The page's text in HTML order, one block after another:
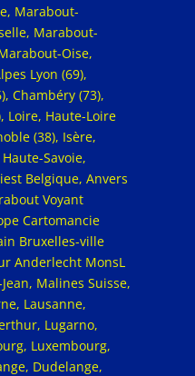
Marabout-
Marabout-
Oise,
Lyon (69),
Chambéry (73),
Loire, Haute-Loire
(38), Isère,
Savoie,
Belgique, Anvers
Voyant
Cartomancie
Bruxelles-ville
Anderlecht MonsL
Malines Suisse,
Lausanne,
Lugarno,
Luxembourg,
Dudelange,